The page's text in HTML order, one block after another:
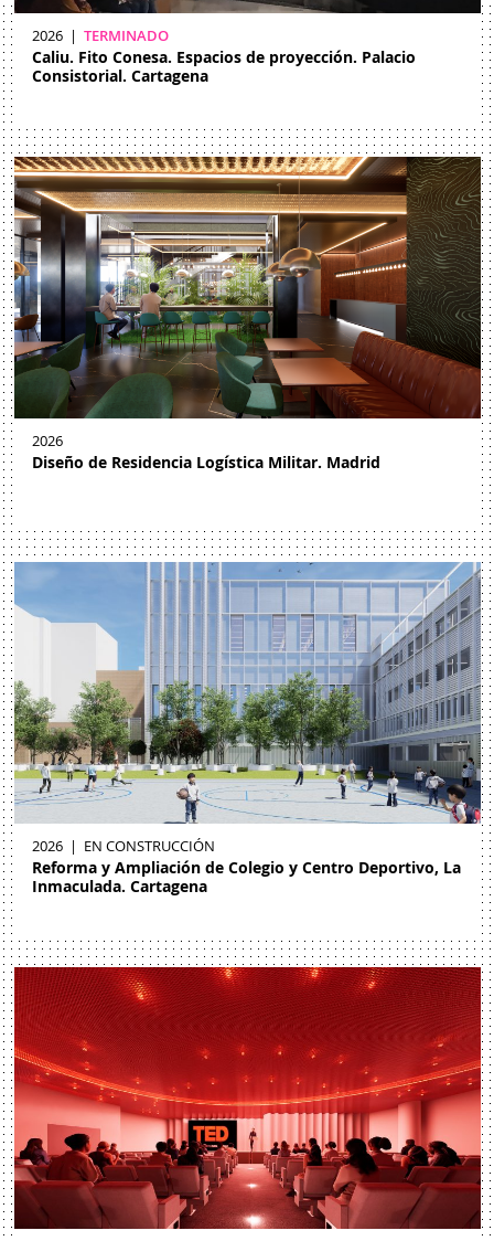
2026 TERMINADO
Caliu. Fito Conesa. Espacios de proyección. Palacio
Consistorial. Cartagena
2026
Diseño de Residencia Logística Militar. Madrid
2026 EN CONSTRUCCIÓN
Reforma y Ampliación de Colegio y Centro Deportivo, La
Inmaculada. Cartagena